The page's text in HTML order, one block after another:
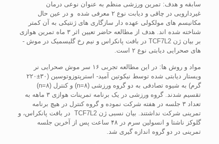
سابقه و هدف: تمرین ورزشی منظم به ­عنوان نوعی درمان
غیردارویی در چاقی و دیابت نوع ۲ معرفی شده ­ و در عین حال
مکانیسم­ های مولکولی عهده­ دار سازگاری­ های ژنتیکی به آن کمتر
شناخته شده­ اند. هدف از مطالعه حاضر تعیین اثر ۳ ماه تمرین هوازی
بر بیان ژن TCF7L2 در بافت پانکراس و نیم رخ گلیسمیک در موش ­
های صحرایی دیابتی نوع ۲ است.
مواد و روش­ ها: در این مطالعه تجربی ۱۶ سر موش صحرایی نر
ویستار دیابتی شده توسط نیکوتین آمید- استرپتوزوتوسین (۳۰±۲۲۰
گرم) به شیوه تصادفی به دو گروه ورزشی (۸=n) و کنترل (۸=n)
تقسیم شدند. گروه ورزشی در یک برنامه تمرینات هوازی ۳ ماهه به
تعداد ۳ جلسه در هفته شرکت نموده و گروه کنترل در هیچ برنامه
تمرینی شرکت نداشتند. بیان نسبی ژن TCF7L2 در بافت پانکراس، و
گلوکز ناشتا و انسولین سرم در ۴۸ ساعت پس از آخرین جلسه
تمرینی در دو گروه اندازه­ گیری شد.